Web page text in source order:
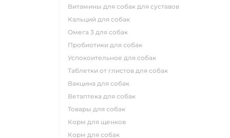
витамины для собак для суставов
кальций для собак
омега 3 для собак
пробиотики для собак
успокоительное для собак
таблетки от глистов для собак
вакцина для собак
ветаптека для собак
товары для собак
корм для щенков
корм для собак